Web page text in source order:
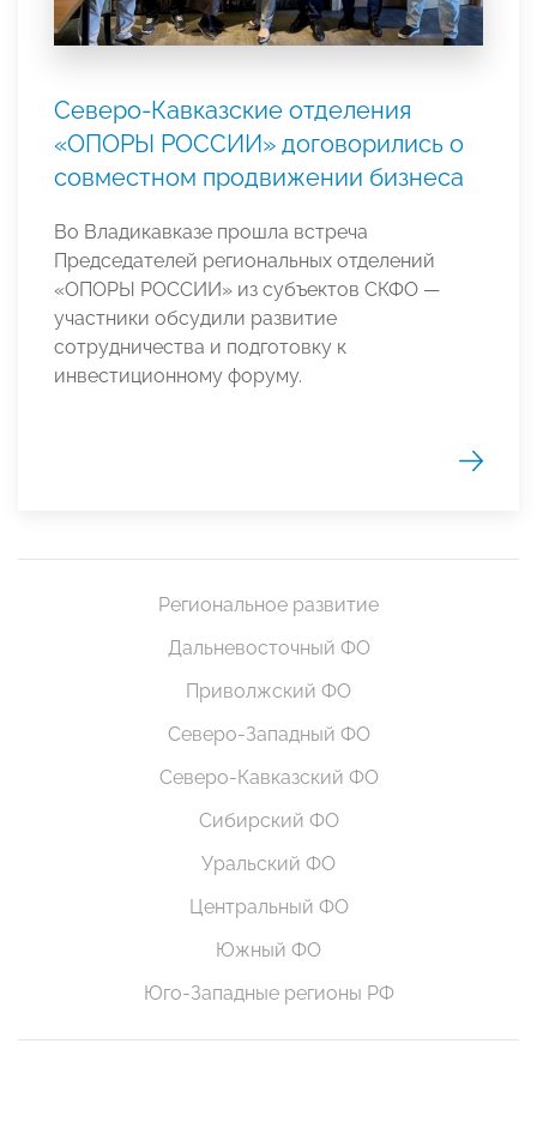
Северо-Кавказские отделения
«ОПОРЫ РОССИИ» договорились о
совместном продвижении бизнеса
Во Владикавказе прошла встреча
Председателей региональных отделений
«ОПОРЫ РОССИИ» из субъектов СКФО —
участники обсудили развитие
сотрудничества и подготовку к
инвестиционному форуму.
Региональное развитие
Дальневосточный ФО
Приволжский ФО
Северо-Западный ФО
Северо-Кавказский ФО
Сибирский ФО
Уральский ФО
Центральный ФО
Южный ФО
Юго-Западные регионы РФ